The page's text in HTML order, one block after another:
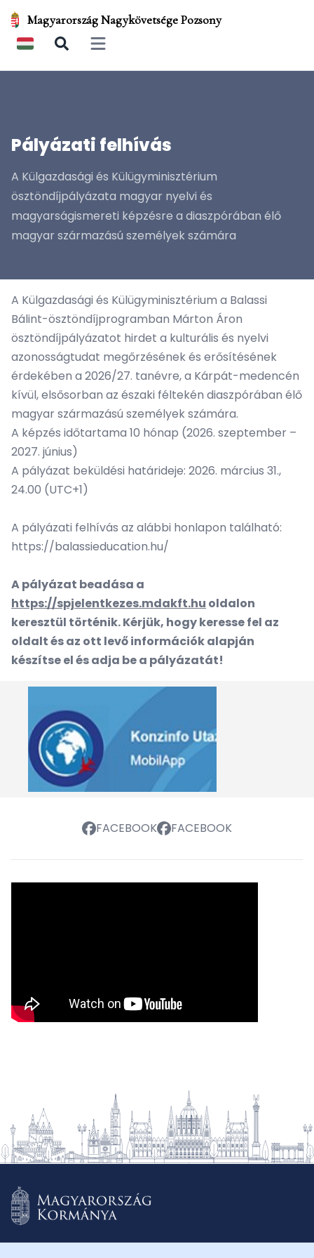
Magyarország Nagykövetsége Pozsony
Open main menu
Pályázati felhívás
A Külgazdasági és Külügyminisztérium
ösztöndíjpályázata magyar nyelvi és
magyarságismereti képzésre a diaszpórában élő
magyar származású személyek számára
A Külgazdasági és Külügyminisztérium a Balassi
Bálint-ösztöndíjprogramban Márton Áron
ösztöndíjpályázatot hirdet a kulturális és nyelvi
azonosságtudat megőrzésének és erősítésének
érdekében a 2026/27. tanévre, a Kárpát-medencén
kívül, elsősorban az északi féltekén diaszpórában élő
magyar származású személyek számára.
A képzés időtartama 10 hónap (2026. szeptember –
2027. június)
A pályázat beküldési határideje: 2026. március 31.,
24.00 (UTC+1)
A pályázati felhívás az alábbi honlapon található:
https://balassieducation.hu/
A pályázat beadása a
https://spjelentkezes.mdakft.hu oldalon
keresztül történik. Kérjük, hogy keresse fel az
oldalt és az ott levő információk alapján
készítse el és adja be a pályázatát!
FACEBOOK FACEBOOK